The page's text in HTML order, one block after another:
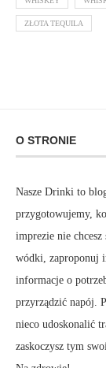
ZŁOTA TEQUILA
O STRONIE
Nasze Drinki to
przygotowujemy,
imprezie nie
wódki, zaproponuj
informacje o
przyrządzić napój.
nieco udoskonalić
zaskoczysz tym